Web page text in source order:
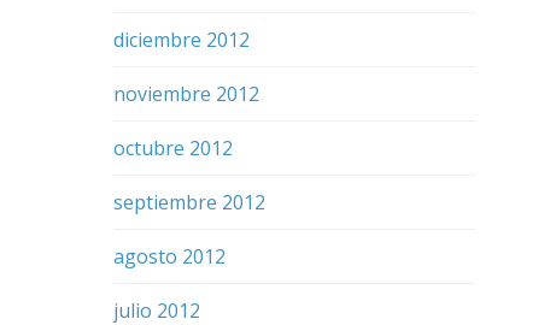
diciembre 2012
noviembre 2012
octubre 2012
septiembre 2012
agosto 2012
julio 2012